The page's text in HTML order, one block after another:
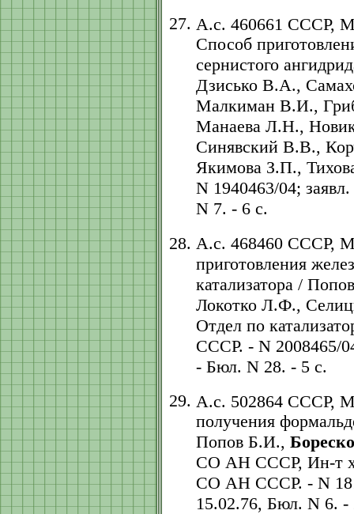
А.с. 460661 СССР,
Способ
сернистого
Дзисько В.А.,
Малкиман В.И.,
Манаева Л.Н.,
Синявский В.В.,
Якимова З.П.,
N 1940463/04;
N 7. - 6 с.
А.с. 468460 СССР,
приготовления
катализатора /
Локотко Л.Ф.,
Отдел по
СССР. - N 2008465/
- Бюл. N 28. - 5 с.
А.с. 502864 СССР,
получения
Попов Б.И.,
СО АН СССР, Ин-т
СО АН СССР. - N
15.02.76, Бюл. N 6. -